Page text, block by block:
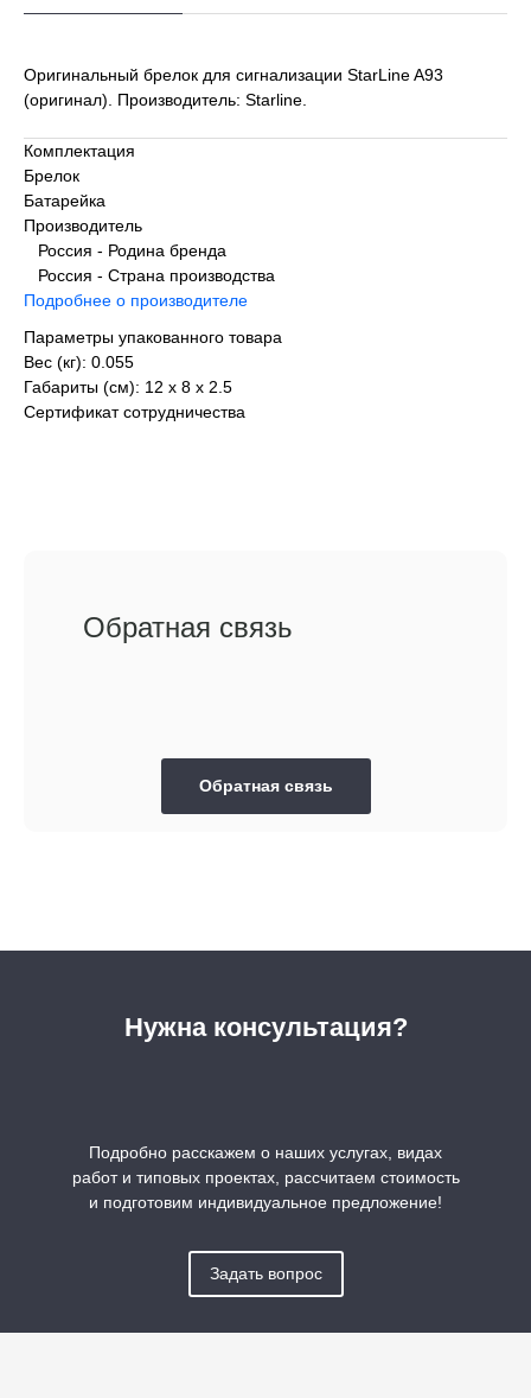
Оригинальный брелок для сигнализации StarLine A93
(оригинал). Производитель: Starline.
Комплектация
Брелок
Батарейка
Производитель
Россия - Родина бренда
Россия - Страна производства
Подробнее о производителе
Параметры упакованного товара
Вес (кг): 0.055
Габариты (см): 12 х 8 х 2.5
Сертификат сотрудничества
Обратная связь
Обратная связь
Нужна консультация?
Подробно расскажем о наших услугах, видах
работ и типовых проектах, рассчитаем стоимость
и подготовим индивидуальное предложение!
Задать вопрос